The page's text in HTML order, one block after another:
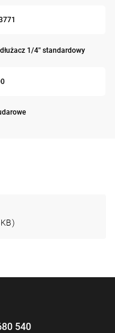
1/4'' standardowy
540